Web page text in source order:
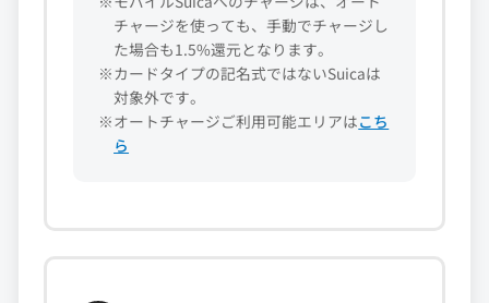
チャージを使っても、手動でチャージし
た場合も1.5%還元となります。
※カードタイプの記名式ではないSuicaは
対象外です。
※オートチャージご利用可能エリアはこち
ら